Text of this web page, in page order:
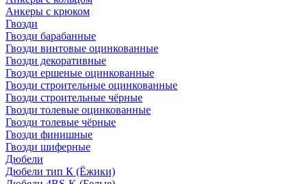
Анкеры с крюком
Гвозди
Гвозди барабанные
Гвозди винтовые оцинкованные
Гвозди декоративные
Гвозди ершеные оцинкованные
Гвозди строительные оцинкованные
Гвозди строительные чёрные
Гвозди толевые оцинкованные
Гвозди толевые чёрные
Гвозди финишные
Гвозди шиферные
Дюбели
Дюбели тип К (Ёжики)